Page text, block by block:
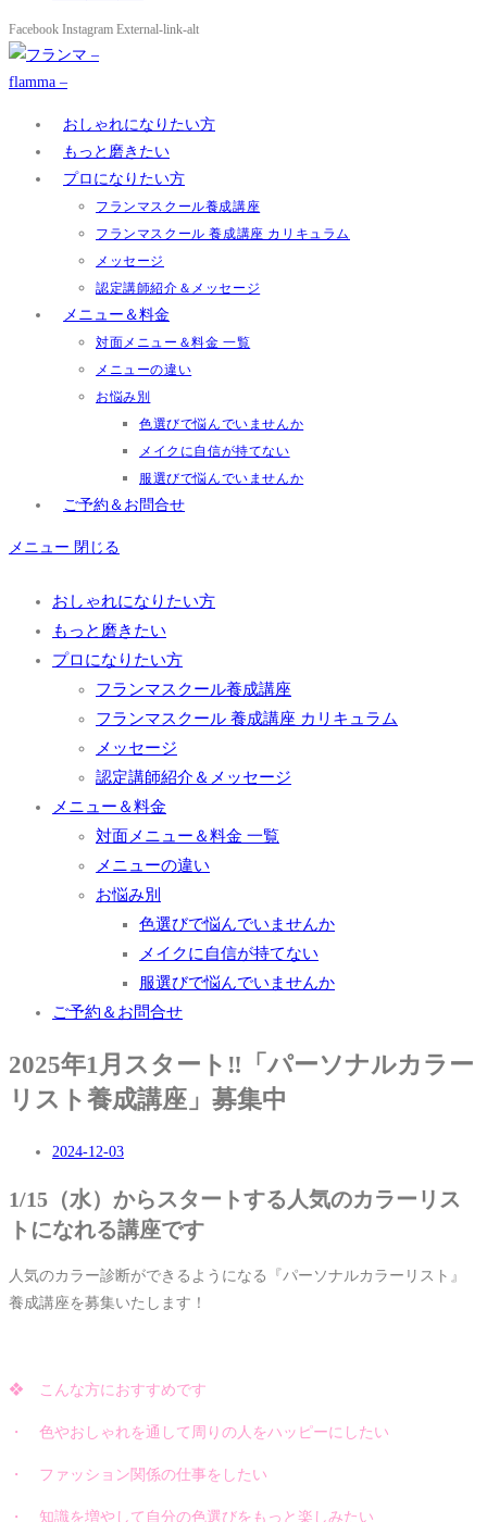
Facebook Instagram External-link-alt
おしゃれになりたい方
もっと磨きたい
プロになりたい方
フランマスクール養成講座
フランマスクール 養成講座 カリキュラム
メッセージ
認定講師紹介＆メッセージ
メニュー＆料金
対面メニュー＆料金 一覧
メニューの違い
お悩み別
色選びで悩んでいませんか
メイクに自信が持てない
服選びで悩んでいませんか
ご予約＆お問合せ
メニュー 閉じる
おしゃれになりたい方
もっと磨きたい
プロになりたい方
フランマスクール養成講座
フランマスクール 養成講座 カリキュラム
メッセージ
認定講師紹介＆メッセージ
メニュー＆料金
対面メニュー＆料金 一覧
メニューの違い
お悩み別
色選びで悩んでいませんか
メイクに自信が持てない
服選びで悩んでいませんか
ご予約＆お問合せ
2025年1月スタート‼「パーソナルカラー
リスト養成講座」募集中
2024-12-03
1/15（水）からスタートする人気のカラーリス
トになれる講座です
人気のカラー診断ができるようになる『パーソナルカラーリスト』
養成講座を募集いたします！
❖ こんな方におすすめです
・ 色やおしゃれを通して周りの人をハッピーにしたい
・ ファッション関係の仕事をしたい
・ 知識を増やして自分の色選びをもっと楽しみたい